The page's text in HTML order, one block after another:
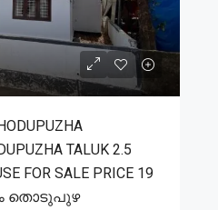
TALUK 2.5
FOR SALE PRICE 19
തൊടുപുഴ